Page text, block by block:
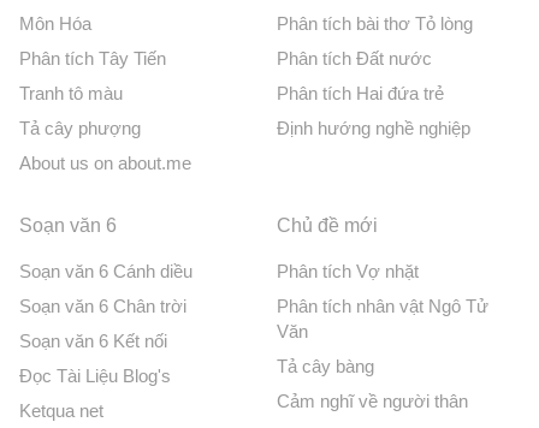
Môn Hóa
Phân tích Tây Tiến
Tranh tô màu
Tả cây phượng
About us on about.me
Phân tích bài thơ Tỏ lòng
Phân tích Đất nước
Phân tích Hai đứa trẻ
Định hướng nghề nghiệp
Soạn văn 6
Soạn văn 6 Cánh diều
Soạn văn 6 Chân trời
Soạn văn 6 Kết nối
Đọc Tài Liệu Blog's
Ketqua net
Chủ đề mới
Phân tích Vợ nhặt
Phân tích nhân vật Ngô Tử
Văn
Tả cây bàng
Cảm nghĩ về người thân